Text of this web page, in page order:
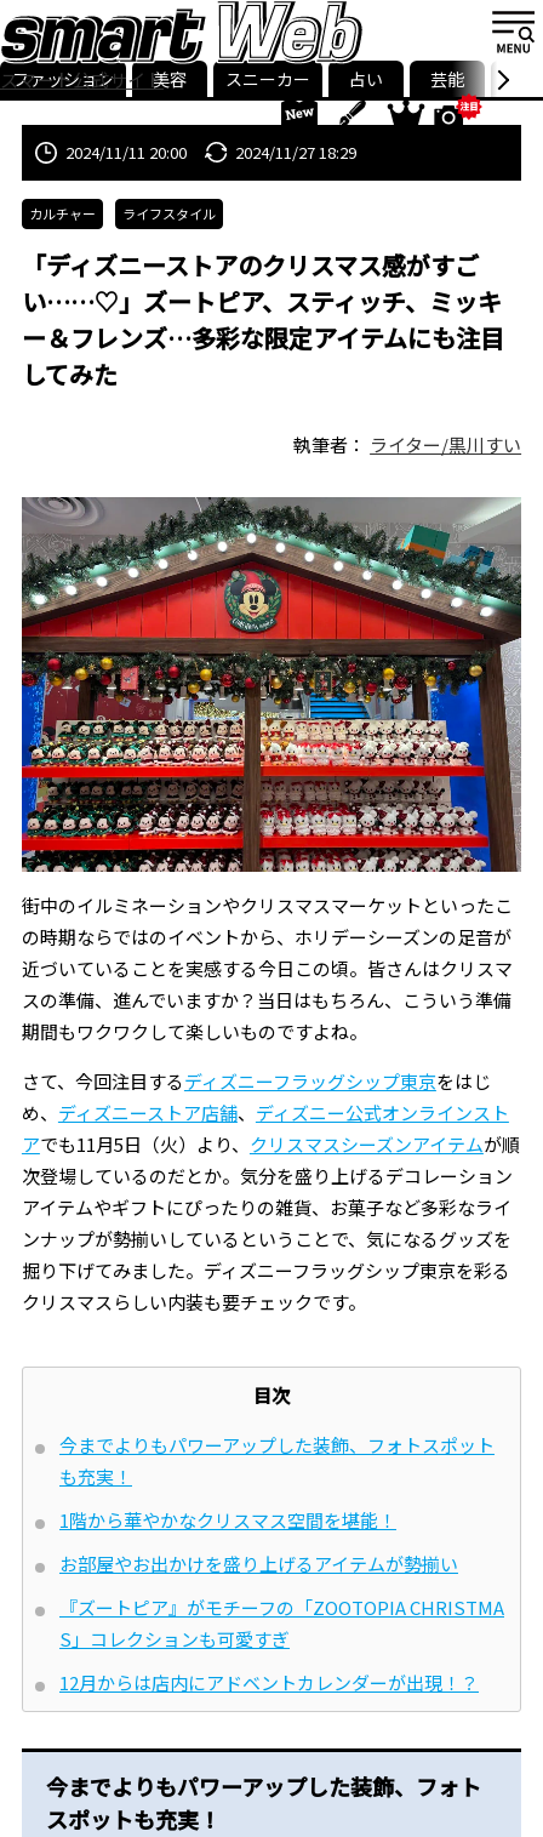
スマート公式サイト
smart最新号
記事一覧ランキング
ストリ
ファッション 美容 スニーカー 占い 芸能 グル
2024/11/11 20:00 2024/11/27 18:29
カルチャー ライフスタイル
「ディズニーストアのクリスマス感がすご
い……♡」ズートピア、スティッチ、ミッキ
ー＆フレンズ…多彩な限定アイテムにも注目
してみた
執筆者： ライター/黒川すい
街中のイルミネーションやクリスマスマーケットといったこ
の時期ならではのイベントから、ホリデーシーズンの足音が
近づいていることを実感する今日この頃。皆さんはクリスマ
スの準備、進んでいますか？当日はもちろん、こういう準備
期間もワクワクして楽しいものですよね。
さて、今回注目するディズニーフラッグシップ東京をはじ
め、 ディズニーストア店舗、 ディズニー公式オンラインスト
アでも11月5日（火）より、 クリスマスシーズンアイテムが順
次登場しているのだとか。気分を盛り上げるデコレーション
アイテムやギフトにぴったりの雑貨、お菓子など多彩なライ
ンナップが勢揃いしているということで、気になるグッズを
掘り下げてみました。ディズニーフラッグシップ東京を彩る
クリスマスらしい内装も要チェックです。
目次
今までよりもパワーアップした装飾、フォトスポット
も充実！
1階から華やかなクリスマス空間を堪能！
お部屋やお出かけを盛り上げるアイテムが勢揃い
『ズートピア』がモチーフの「ZOOTOPIA CHRISTMA
S」コレクションも可愛すぎ
12月からは店内にアドベントカレンダーが出現！？
今までよりもパワーアップした装飾、フォト
スポットも充実！